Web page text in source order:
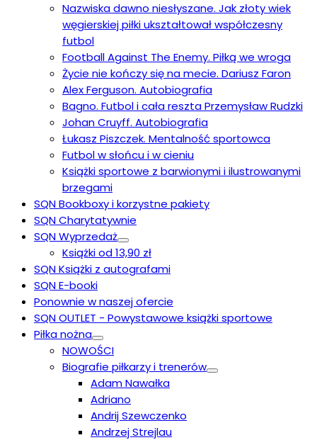
Nazwiska dawno niesłyszane. Jak złoty wiek
węgierskiej piłki ukształtował współczesny
futbol
Football Against The Enemy. Piłką we wroga
Życie nie kończy się na mecie. Dariusz Faron
Alex Ferguson. Autobiografia
Bagno. Futbol i cała reszta Przemysław Rudzki
Johan Cruyff. Autobiografia
Łukasz Piszczek. Mentalność sportowca
Futbol w słońcu i w cieniu
Książki sportowe z barwionymi i ilustrowanymi
brzegami
SQN Bookboxy i korzystne pakiety
SQN Charytatywnie
SQN Wyprzedaż
Książki od 13,90 zł
SQN Książki z autografami
SQN E-booki
Ponownie w naszej ofercie
SQN OUTLET - Powystawowe książki sportowe
Piłka nożna
NOWOŚCI
Biografie piłkarzy i trenerów
Adam Nawałka
Adriano
Andrij Szewczenko
Andrzej Strejlau